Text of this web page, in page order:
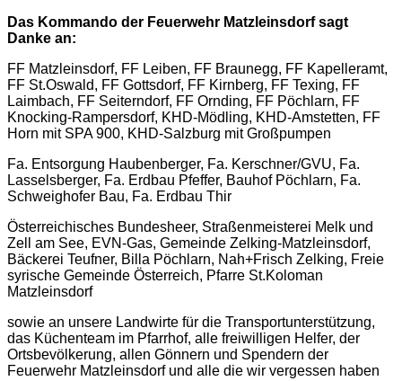
Das Kommando der Feuerwehr Matzleinsdorf sagt
Danke an:
FF Matzleinsdorf, FF Leiben, FF Braunegg, FF Kapelleramt,
FF St.Oswald, FF Gottsdorf, FF Kirnberg, FF Texing, FF
Laimbach, FF Seiterndorf, FF Ornding, FF Pöchlarn, FF
Knocking-Rampersdorf, KHD-Mödling, KHD-Amstetten, FF
Horn mit SPA 900, KHD-Salzburg mit Großpumpen
Fa. Entsorgung Haubenberger, Fa. Kerschner/GVU, Fa.
Lasselsberger, Fa. Erdbau Pfeffer, Bauhof Pöchlarn, Fa.
Schweighofer Bau, Fa. Erdbau Thir
Österreichisches Bundesheer, Straßenmeisterei Melk und
Zell am See, EVN-Gas, Gemeinde Zelking-Matzleinsdorf,
Bäckerei Teufner, Billa Pöchlarn, Nah+Frisch Zelking, Freie
syrische Gemeinde Österreich, Pfarre St.Koloman
Matzleinsdorf
sowie an unsere Landwirte für die Transportunterstützung,
das Küchenteam im Pfarrhof, alle freiwilligen Helfer, der
Ortsbevölkerung, allen Gönnern und Spendern der
Feuerwehr Matzleinsdorf und alle die wir vergessen haben